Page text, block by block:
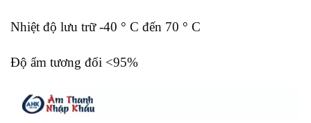
Nhiệt độ lưu trữ -40 ° C đến 70 ° C
Độ ẩm tương đối <95%